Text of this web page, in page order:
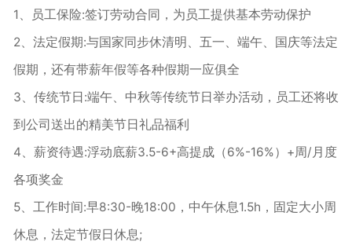
1、员工保险:签订劳动合同，为员工提供基本劳动保护
2、法定假期:与国家同步休清明、五一、端午、国庆等法定
假期，还有带薪年假等各种假期一应俱全
3、传统节日:端午、中秋等传统节日举办活动，员工还将收
到公司送出的精美节日礼品福利
4、薪资待遇:浮动底薪3.5-6+高提成（6%-16%）+周/月度
各项奖金
5、工作时间:早8:30-晚18:00，中午休息1.5h，固定大小周
休息，法定节假日休息;